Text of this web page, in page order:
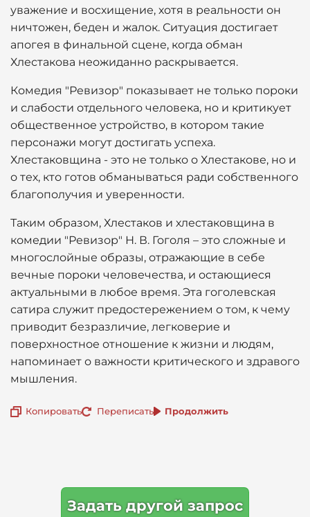
уважение и восхищение, хотя в реальности он
ничтожен, беден и жалок. Ситуация достигает
апогея в финальной сцене, когда обман
Хлестакова неожиданно раскрывается.
Комедия "Ревизор" показывает не только пороки
и слабости отдельного человека, но и критикует
общественное устройство, в котором такие
персонажи могут достигать успеха.
Хлестаковщина - это не только о Хлестакове, но и
о тех, кто готов обманываться ради собственного
благополучия и уверенности.
Таким образом, Хлестаков и хлестаковщина в
комедии "Ревизор" Н. В. Гоголя – это сложные и
многослойные образы, отражающие в себе
вечные пороки человечества, и остающиеся
актуальными в любое время. Эта гоголевская
сатира служит предостережением о том, к чему
приводит безразличие, легковерие и
поверхностное отношение к жизни и людям,
напоминает о важности критического и здравого
мышления.
Копировать Переписать Продолжить
Задать другой запрос